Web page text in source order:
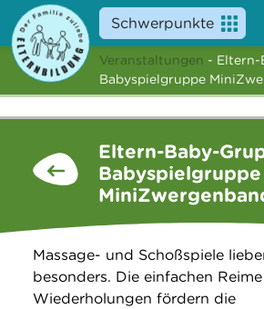
Schwerpunkte
Angebote
News
Suche
Veranstaltungen - Eltern-
Babyspielgruppe
Eltern-Baby-
Babyspielgruppe
Massage- und Schoßspiele
besonders. Die einfachen
Wiederholungen fördern die